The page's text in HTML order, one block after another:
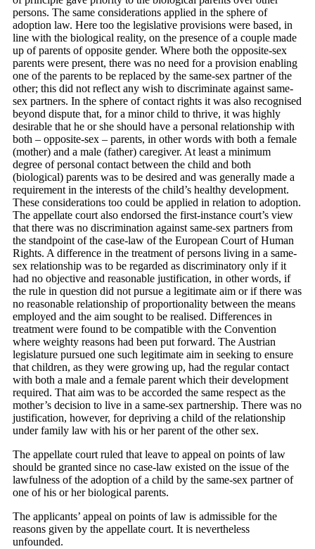
persons. The same considerations applied in the sphere of
adoption law. Here too the legislative provisions were based, in
line with the biological reality, on the presence of a couple made
up of parents of opposite gender. Where both the opposite-sex
parents were present, there was no need for a provision enabling
one of the parents to be replaced by the same-sex partner of the
other; this did not reflect any wish to discriminate against same-
sex partners. In the sphere of contact rights it was also recognised
beyond dispute that, for a minor child to thrive, it was highly
desirable that he or she should have a personal relationship with
both – opposite-sex – parents, in other words with both a female
(mother) and a male (father) caregiver. At least a minimum
degree of personal contact between the child and both
(biological) parents was to be desired and was generally made a
requirement in the interests of the child’s healthy development.
These considerations too could be applied in relation to adoption.
The appellate court also endorsed the first-instance court’s view
that there was no discrimination against same-sex partners from
the standpoint of the case-law of the European Court of Human
Rights. A difference in the treatment of persons living in a same-
sex relationship was to be regarded as discriminatory only if it
had no objective and reasonable justification, in other words, if
the rule in question did not pursue a legitimate aim or if there was
no reasonable relationship of proportionality between the means
employed and the aim sought to be realised. Differences in
treatment were found to be compatible with the Convention
where weighty reasons had been put forward. The Austrian
legislature pursued one such legitimate aim in seeking to ensure
that children, as they were growing up, had the regular contact
with both a male and a female parent which their development
required. That aim was to be accorded the same respect as the
mother’s decision to live in a same-sex partnership. There was no
justification, however, for depriving a child of the relationship
under family law with his or her parent of the other sex.
The appellate court ruled that leave to appeal on points of law
should be granted since no case-law existed on the issue of the
lawfulness of the adoption of a child by the same-sex partner of
one of his or her biological parents.
The applicants’ appeal on points of law is admissible for the
reasons given by the appellate court. It is nevertheless
unfounded.